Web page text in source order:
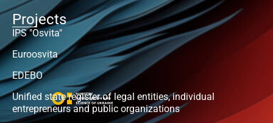
Projects
IPS "Osvita"
Euroosvita
EDEBO
Unified state register of legal entities, individual
entrepreneurs and public organizations